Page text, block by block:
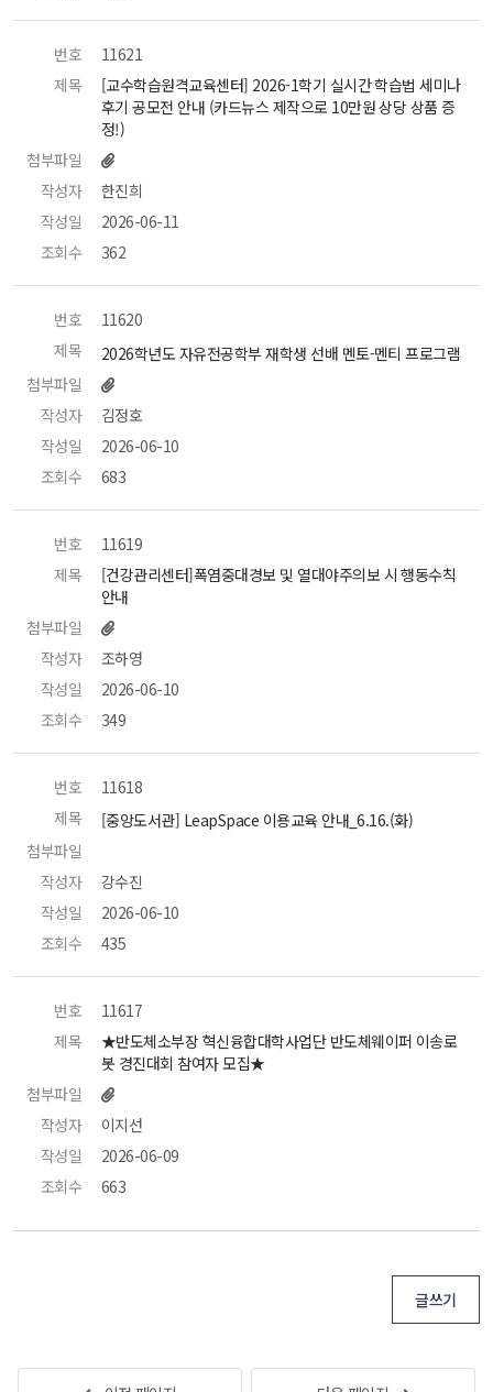
번호
11621
제목
[교수학습원격교육센터] 2026-1학기 실시간 학습법 세미나
후기 공모전 안내 (카드뉴스 제작으로 10만원 상당 상품 증
정!)
첨부파일
작성자
한진희
작성일
2026-06-11
조회수
362
번호
11620
제목
2026학년도 자유전공학부 재학생 선배 멘토-멘티 프로그램
첨부파일
작성자
김정호
작성일
2026-06-10
조회수
683
번호
11619
제목
[건강관리센터]폭염중대경보 및 열대야주의보 시 행동수칙
안내
첨부파일
작성자
조하영
작성일
2026-06-10
조회수
349
번호
11618
제목
[중앙도서관] LeapSpace 이용교육 안내_6.16.(화)
첨부파일
작성자
강수진
작성일
2026-06-10
조회수
435
번호
11617
제목
★반도체소부장 혁신융합대학사업단 반도체웨이퍼 이송로
봇 경진대회 참여자 모집★
첨부파일
작성자
이지선
작성일
2026-06-09
조회수
663
글쓰기